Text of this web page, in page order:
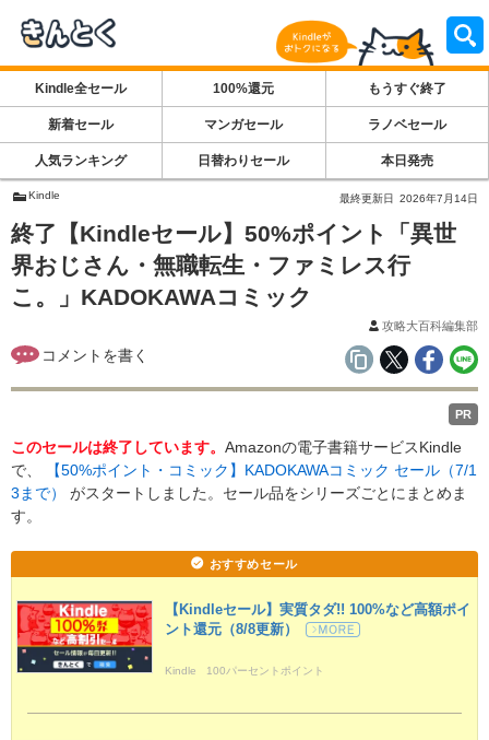
Kindle全セール 100%還元 もうすぐ終了
新着セール マンガセール ラノベセール
人気ランキング 日替わりセール 本日発売
Kindle 最終更新日 2026年7月14日
終了【Kindleセール】50%ポイント「異世
界おじさん・無職転生・ファミレス行
こ。」KADOKAWAコミック
攻略大百科編集部
PR
このセールは終了しています。 Amazonの電子書籍サービスKindle
で、
【50%ポイント・コミック】KADOKAWAコミック セール（7/1
3まで） がスタートしました。セール品をシリーズごとにまとめま
す。
おすすめセール
【Kindleセール】実質タダ!! 100%など高額ポイ
ント還元（8/8更新）
Kindle 100パーセントポイント